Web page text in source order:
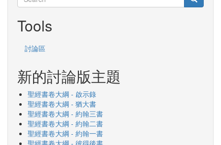
Search
Tools
討論區
新的討論版主題
聖經書卷大綱 - 啟示錄
聖經書卷大綱 - 猶大書
聖經書卷大綱 - 約翰三書
聖經書卷大綱 - 約翰二書
聖經書卷大綱 - 約翰一書
聖經書卷大綱 - 彼得後書